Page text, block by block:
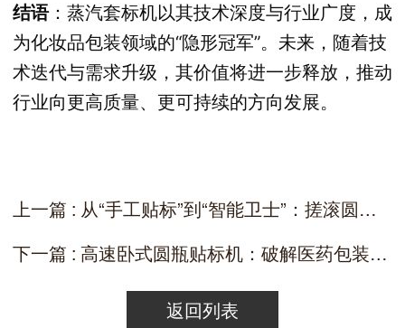
结语：蒸汽套标机以其技术深度与行业广度，成
为化妆品包装领域的“隐形冠军”。未来，随着技
术迭代与需求升级，其价值将进一步释放，推动
行业向更高质量、更可持续的方向发展。
上一篇 : 从“手工贴标”到“智能卫士”：搓滚圆瓶贴标机如何重塑医药包装生态？
下一篇 : 高速卧式圆瓶贴标机：破解医药包装“三重困境”的科技利器
返回列表